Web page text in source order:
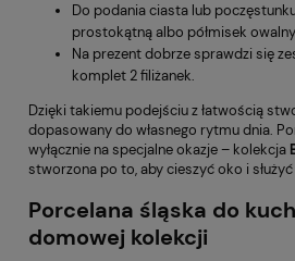
Do podania ciasta lub
prostokątną albo półmisek
Na prezent dobrze sprawdzi się
komplet 2 filiżanek.
Dzięki takiemu podejściu z łatwością
dopasowany do własnego rytmu dnia.
wyłącznie na specjalne okazje – kolekcja
stworzona po to, aby cieszyć oko i
Porcelana śląska do
domowej kolekcji